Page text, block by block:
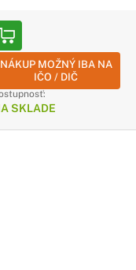
NÁKUP MOŽNÝ IBA NA
IČO / DIČ
SKLADE